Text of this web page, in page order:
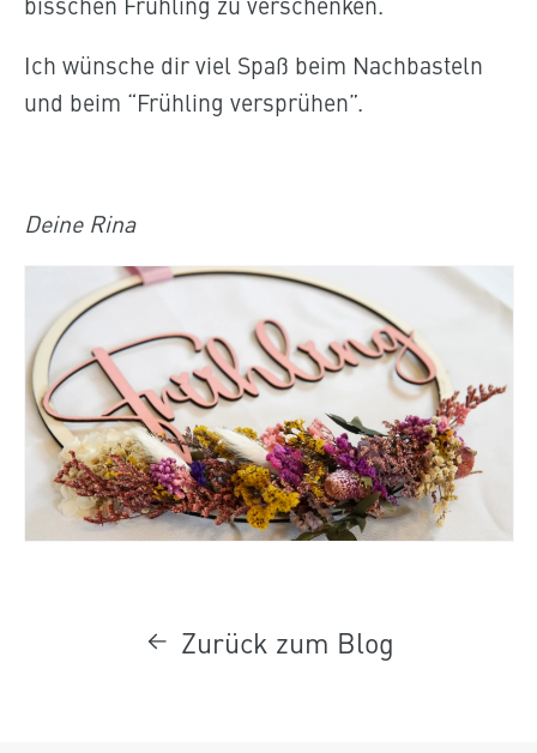
Ich wünsche dir viel Spaß beim Nachbasteln
und beim “Frühling versprühen”.
Deine Rina
Zurück zum Blog